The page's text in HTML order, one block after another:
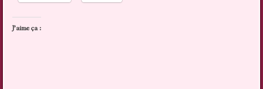
J’aime ça :